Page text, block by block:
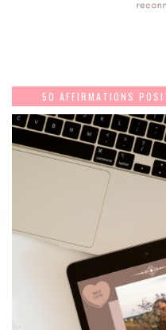
50 AFFIRMATIONS